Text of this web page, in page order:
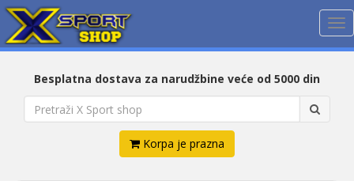
Besplatna dostava za narudžbine veće od 5000 din
Korpa je prazna